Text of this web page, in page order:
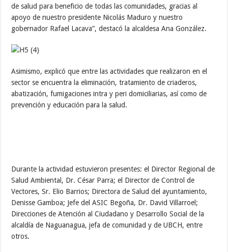
de salud para beneficio de todas las comunidades, gracias al
apoyo de nuestro presidente Nicolás Maduro y nuestro
gobernador Rafael Lacava”, destacó la alcaldesa Ana González.
Asimismo, explicó que entre las actividades que realizaron en el
sector se encuentra la eliminación, tratamiento de criaderos,
abatización, fumigaciones intra y peri domiciliarias, así como de
prevención y educación para la salud.
Durante la actividad estuvieron presentes: el Director Regional de
Salud Ambiental, Dr. César Parra; el Director de Control de
Vectores, Sr. Elio Barrios; Directora de Salud del ayuntamiento,
Denisse Gamboa; Jefe del ASIC Begoña, Dr. David Villarroel;
Direcciones de Atención al Ciudadano y Desarrollo Social de la
alcaldía de Naguanagua, jefa de comunidad y de UBCH, entre
otros.